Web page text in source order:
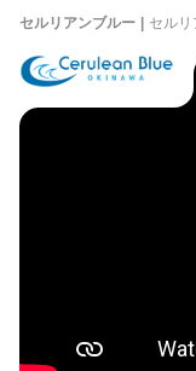
セルリアンブルー セル